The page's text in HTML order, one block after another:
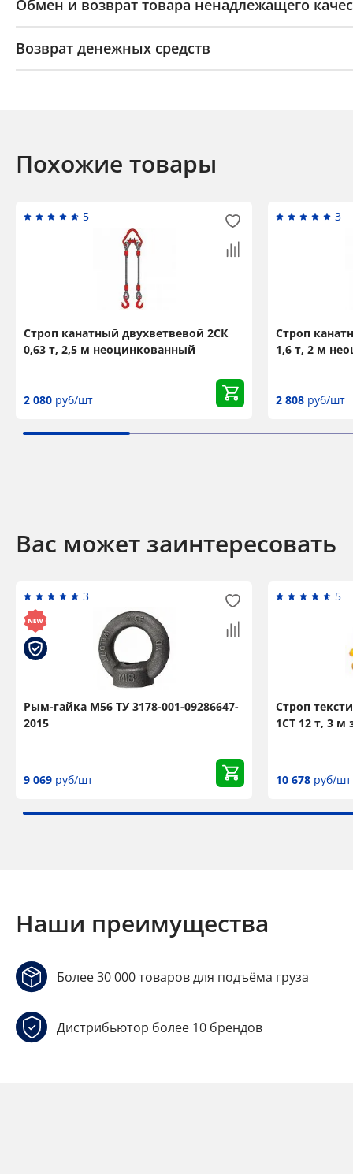
Обмен и возврат товара ненадлежащего
Возврат денежных средств
Похожие товары
5
Строп канатный двухветвевой 2СК
0,63 т, 2,5 м неоцинкованный
2 080 руб/шт
3
Строп
1,6 т, 2 м
2 808 руб/шт
Вас может заинтересовать
3
Рым-гайка М56 ТУ 3178-001-09286647-
2015
9 069 руб/шт
5
Строп
1СТ 12 т, 3 м
10 678 руб/шт
Наши преимущества
Более 30 000 товаров для подъёма груза
Дистрибьютор более 10 брендов